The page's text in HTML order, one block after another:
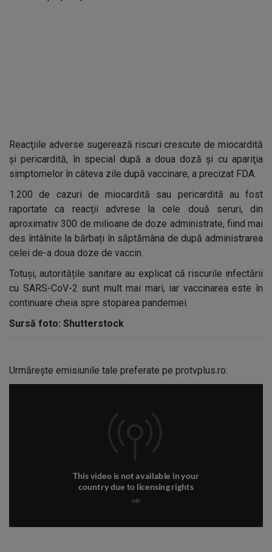
Reacţiile adverse sugerează riscuri crescute de miocardită
şi pericardită, în special după a doua doză şi cu apariţia
simptomelor în câteva zile după vaccinare, a precizat FDA.
1.200 de cazuri de miocardită sau pericardită au fost
raportate ca reacţii advrese la cele două seruri, din
aproximativ 300 de milioane de doze administrate, fiind mai
des întâlnite la bărbați în săptămâna de după administrarea
celei de-a doua doze de vaccin.
Totuși, autoritățile sanitare au explicat că riscurile infectării
cu SARS-CoV-2 sunt mult mai mari, iar vaccinarea este în
continuare cheia spre stoparea pandemiei.
Sursă foto: Shutterstock
Urmărește emisiunile tale preferate pe protvplus.ro: